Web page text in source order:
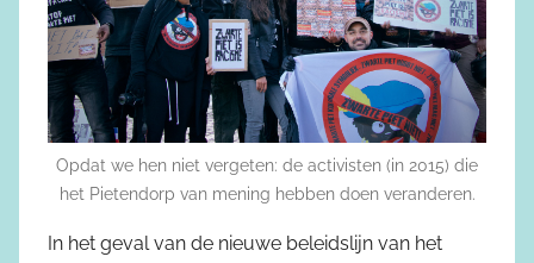
Opdat we hen niet vergeten: de activisten (in 2015) die
het Pietendorp van mening hebben doen veranderen.
In het geval van de nieuwe beleidslijn van het